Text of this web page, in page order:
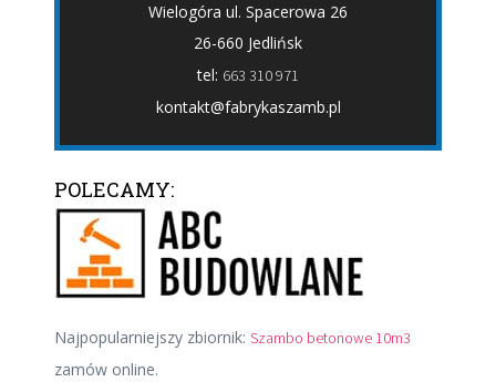
Wielogóra ul. Spacerowa 26
26-660 Jedlińsk
tel: 663 310 971
kontakt@fabrykaszamb.pl
POLECAMY:
Najpopularniejszy zbiornik: Szambo betonowe 10m3
zamów online.